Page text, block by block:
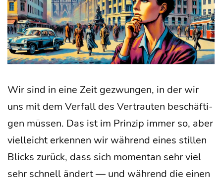
Wir sind in eine Zeit gezwun­gen, in der wir
uns mit dem Ver­fall des Ver­trau­ten beschäf­ti­
gen müs­sen. Das ist im Prin­zip immer so, aber
viel­leicht erken­nen wir wäh­rend eines stil­len
Blicks zurück, dass sich momen­tan sehr viel
sehr schnell ändert — und wäh­rend die einen